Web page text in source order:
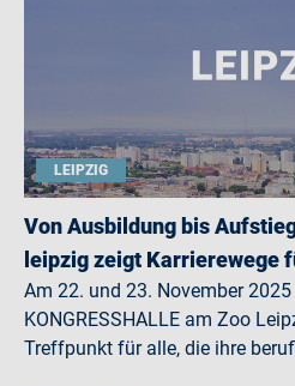
LEIPZIG
Von Ausbildung bis
leipzig zeigt Karrierewege
Am 22. und 23. November
KONGRESSHALLE am Zoo
Treffpunkt für alle, die ihre